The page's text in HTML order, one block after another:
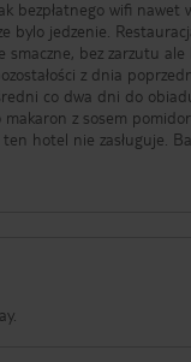
bezpłatnego wifi nawet
bylo jedzenie.
bez zarzutu ale
z dnia
co dwa dni do
makaron z sosem
hotel nie zasługuje.
sprzątane przez cały